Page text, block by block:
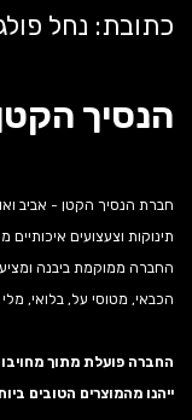
כתובת: נחל פולג 1, יבנה,
הנסיך
תינוקות וצעצועים
החברה ממוקמת ביבנה
הכבאי, מטוסי על, בלואי, מלי
החברה פועלת מתוך
ייהנו מהמוצרים הטובים